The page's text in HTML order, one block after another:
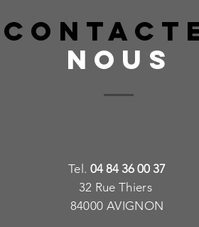
NOUS
Te l. 04 84 36 00 37
32 Rue Thiers
84000 AVIGNON